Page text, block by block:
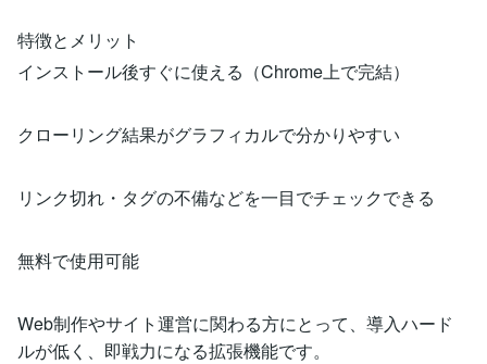
特徴とメリット
インストール後すぐに使える（Chrome上で完結）
クローリング結果がグラフィカルで分かりやすい
リンク切れ・タグの不備などを一目でチェックできる
無料で使用可能
Web制作やサイト運営に関わる方にとって、導入ハード
ルが低く、即戦力になる拡張機能です。